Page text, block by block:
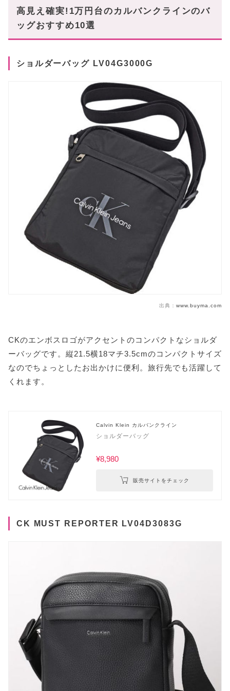
高見え確実!1万円台のカルバンクラインのバ
ッグおすすめ10選
ショルダーバッグ LV04G3000G
出典： www.buyma.com
CKのエンボスロゴがアクセントのコンパクトなショルダ
ーバッグです。縦21.5横18マチ3.5cmのコンパクトサイズ
なのでちょっとしたお出かけに便利。旅行先でも活躍して
くれます。
Calvin Klein カルバンクライン
ショルダーバッグ
¥8,980
販売サイトをチェック
CK MUST REPORTER LV04D3083G